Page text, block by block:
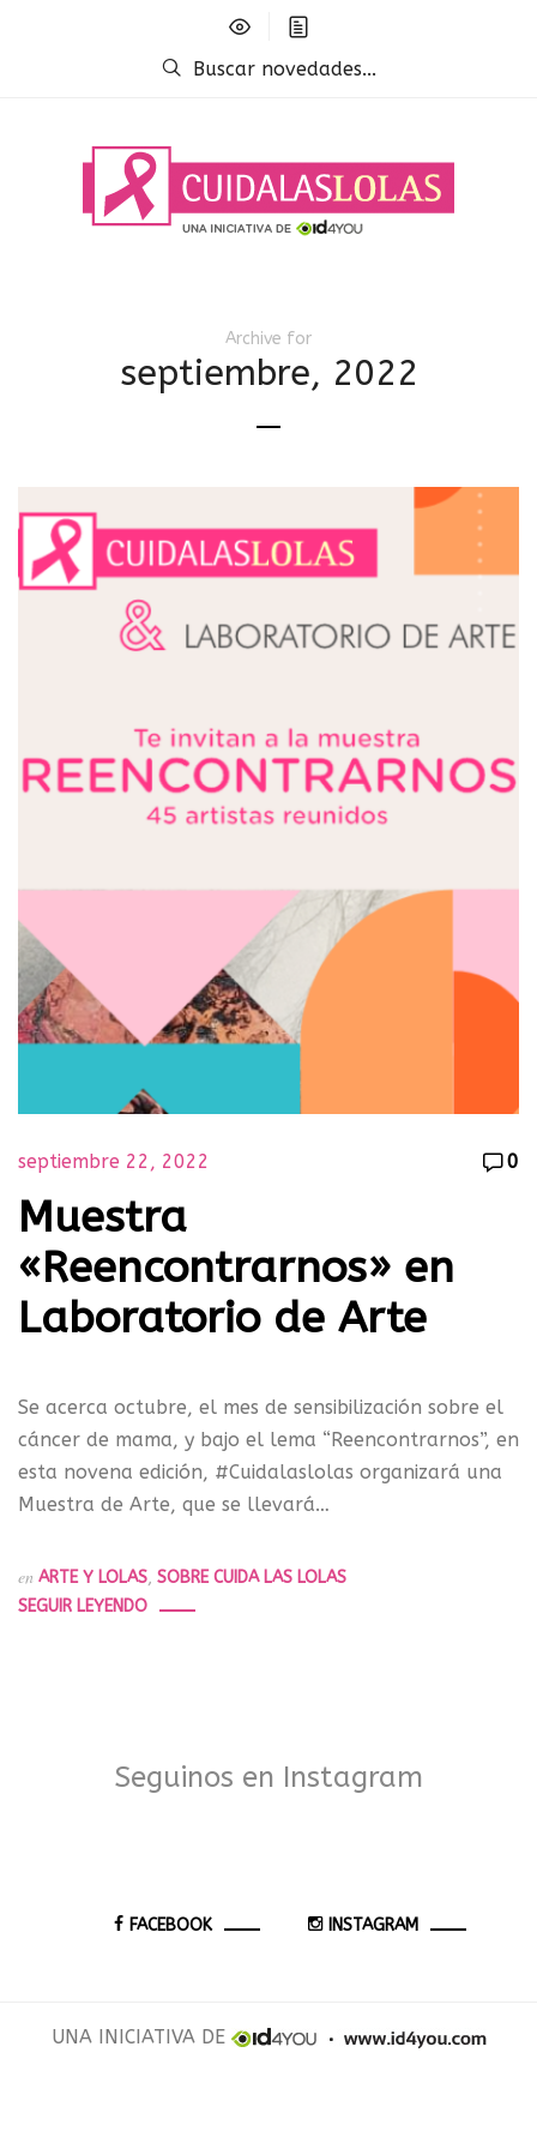
Buscar novedades...
Archive for
septiembre, 2022
septiembre 22, 2022 0
Muestra
«Reencontrarnos» en
Laboratorio de Arte
Se acerca octubre, el mes de sensibilización sobre el
cáncer de mama, y bajo el lema “Reencontrarnos”, en
esta novena edición, #Cuidalaslolas organizará una
Muestra de Arte, que se llevará…
en ARTE Y LOLAS, SOBRE CUIDA LAS LOLAS
SEGUIR LEYENDO
Seguinos en Instagram
FACEBOOK INSTAGRAM
UNA INICIATIVA DE